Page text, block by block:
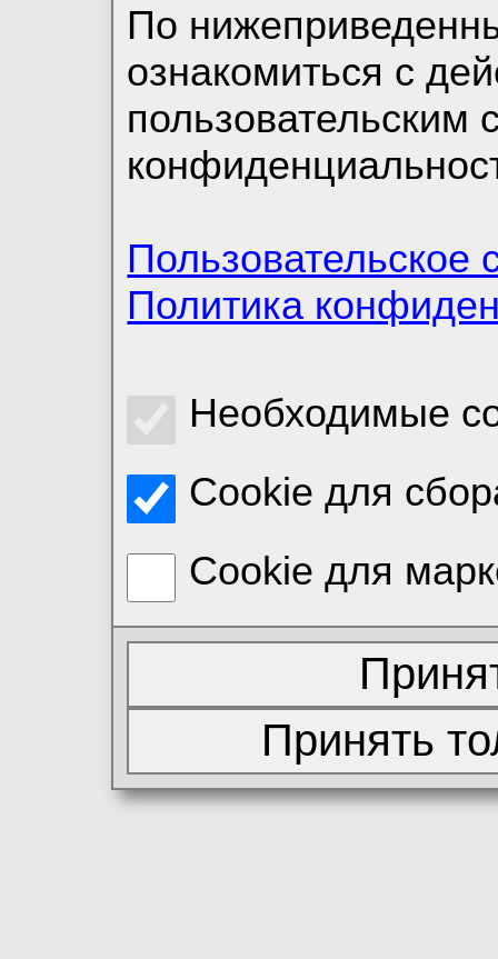
По
ознакомиться с
пользовательским
Пользовательское
Политика
Необходимые
Cookie для
Cookie для